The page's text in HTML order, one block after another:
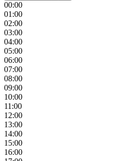
00:00
01:00
02:00
03:00
04:00
05:00
06:00
07:00
08:00
09:00
10:00
11:00
12:00
13:00
14:00
15:00
16:00